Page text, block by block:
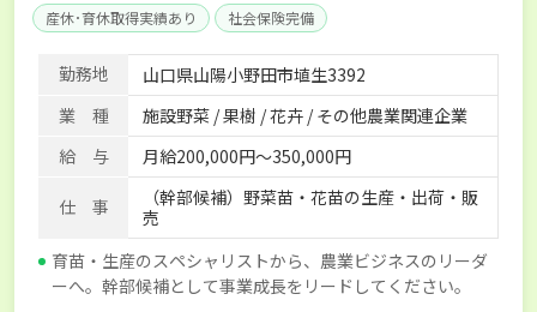
産休･育休取得実績あり
社会保険完備
勤務地
山口県山陽小野田市埴生3392
業 種
施設野菜 / 果樹 / 花卉 / その他農業関連企業
給 与
月給200,000円～350,000円
仕 事
（幹部候補）野菜苗・花苗の生産・出荷・販
売
育苗・生産のスペシャリストから、農業ビジネスのリーダ
ーへ。幹部候補として事業成長をリードしてください。